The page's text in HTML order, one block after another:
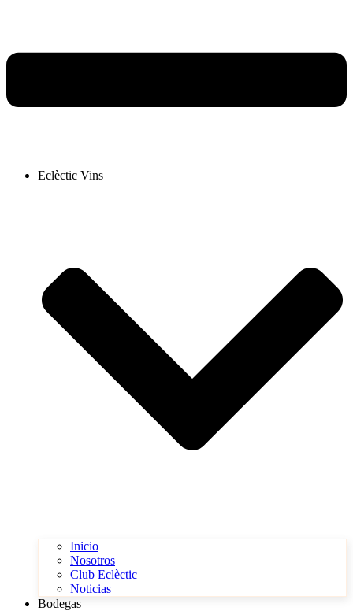
Eclèctic Vins
Inicio
Nosotros
Club Eclèctic
Noticias
Bodegas